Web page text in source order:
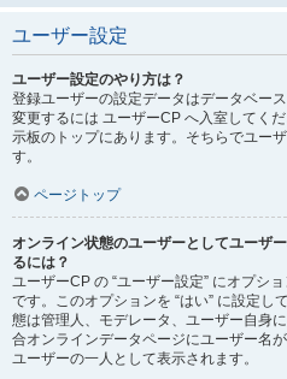
ユーザー設定
ユーザー設定のやり方は？
登録ユーザーの設定データはデータベー
変更するには ユーザーCP へ入室してく
示板のトップにあります。そちらでユー
す。
ページトップ
オンライン状態のユーザーとしてユーザ
るには？
ユーザーCP の “ユーザー設定” にオプショ
です。このオプションを “はい” に設定し
態は管理人、モデレータ、ユーザー自身
合オンラインデータページにユーザー名
ユーザーの一人として表示されます。